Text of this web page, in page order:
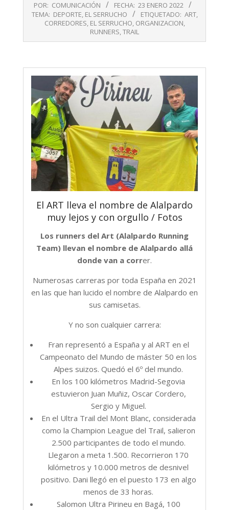
01-
POR: COMUNICACIÓN FECHA: 23 ENERO 2022
TEMA: DEPORTE, EL SERRUCHO ETIQUETADO: ART,
CORREDORES, EL SERRUCHO, ORGANIZACION,
RUNNERS,TRAIL
El ART lleva el nombre de Alalpardo
muy lejos y con orgullo / Fotos
Los runners del Art (Alalpardo Running
Team) llevan el nombre de Alalpardo allá
donde van a correr.
Numerosas carreras por toda España en 2021
en las que han lucido el nombre de Alalpardo en
sus camisetas.
Y no son cualquier carrera:
Fran representó a España y al ART en el
Campeonato del Mundo de máster 50 en los
Alpes suizos. Quedó el 6º del mundo.
En los 100 kilómetros Madrid-Segovia
estuvieron Juan Muñiz, Oscar Cordero,
Sergio y Miguel.
En el Ultra Trail del Mont Blanc, considerada
como la Champion League del Trail, salieron
2.500 participantes de todo el mundo.
Llegaron a meta 1.500. Recorrieron 170
kilómetros y 10.000 metros de desnivel
positivo. Dani llegó en el puesto 173 en algo
menos de 33 horas.
Salomon Ultra Pirineu en Bagá, 100